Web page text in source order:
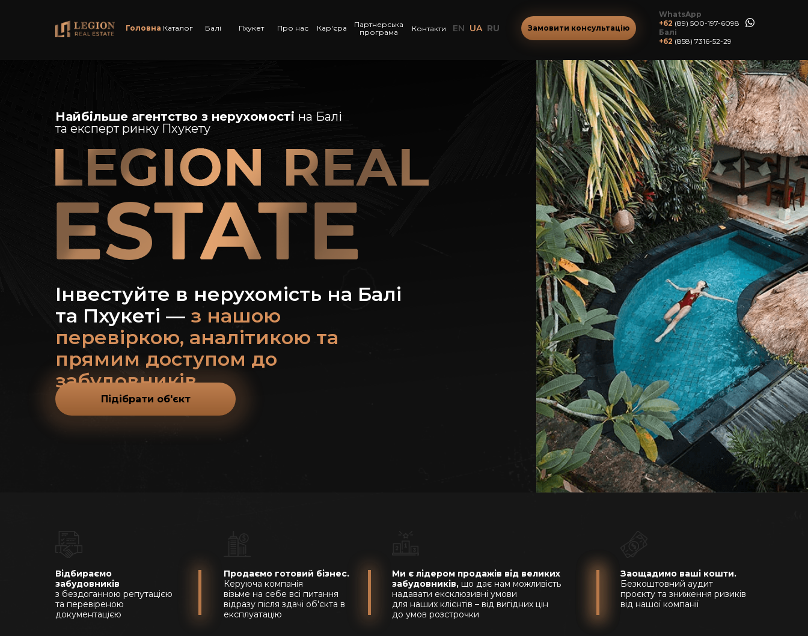
Головна Каталог Балі Пхукет Про нас Кар'єра
Партнерська
програма
Контакти EN UA RU Замовити консультацію
WhatsApp
+62 (89) 500-197-6098
Балі
+62 (858) 7316-52-29
Найбільше агентство з нерухомості на Балі
та експерт ринку Пхукету
Інвестуйте в нерухомість на Балі
та Пхукеті — з нашою
перевіркою, аналітикою та
прямим доступом до
забудовників
Підібрати об'єкт
Відбираємо
забудовників
з бездоганною репутацією
та перевіреною
документацією
Продаємо готовий бізнес.
Керуюча компанія
візьме на себе всі питання
відразу після здачі об'єкта в
експлуатацію
Ми є лідером продажів від великих
забудовників, що дає нам можливість
надавати ексклюзивні умови
для наших клієнтів – від вигідних цін
до умов розстрочки
Заощадимо ваші кошти.
Безкоштовний аудит
проєкту та зниження ризиків
від нашої компанії